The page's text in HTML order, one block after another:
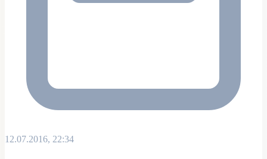
12.07.2016, 22:34